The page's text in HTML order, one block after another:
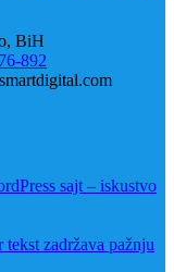
BiH
892
sajt – iskustvo
zadržava pažnju